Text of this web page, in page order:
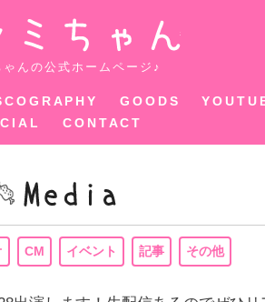
ハラミちゃん
んの公式ホームページ♪
GOODS
CONTACT
CM イベント 記事 その他